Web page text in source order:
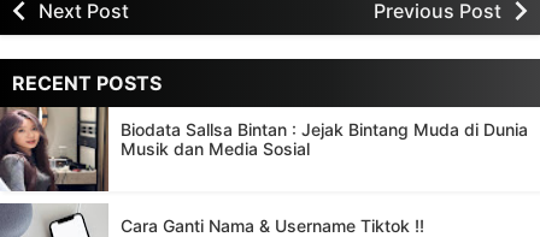
Next Post Previous Post
RECENT POSTS
Biodata Sallsa Bintan : Jejak Bintang Muda di Dunia
Musik dan Media Sosial
Cara Ganti Nama & Username Tiktok !!